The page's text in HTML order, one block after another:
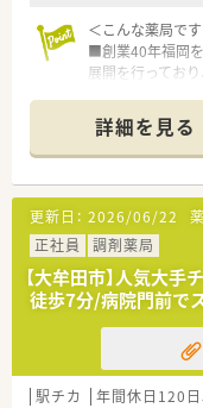
＜こんな薬局で
■創業40年福岡
展開を行ってお
ーツイベントの
んでおります。
■調剤ロボット等
率化することで
■ドラッグ部門と
を身に着けなが
＜店舗特徴＞
■調剤専門の店舗
■お車での通勤が
■精神科メイン
＜ワークライフ
■社員の健康増進
詳細を見る
更新日： 2026/06/22
正社員
調剤薬局
【大牟田市】人気大
徒歩7分/病院門前で
駅チカ 年間休日120